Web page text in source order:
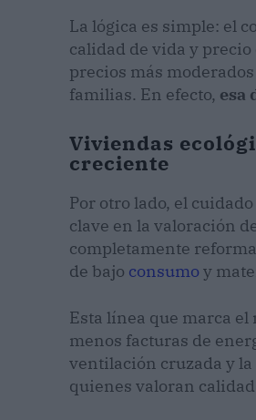
La lógica es simple: el
calidad de vida y
precios más
familias. En efecto, esa
Viviendas
creciente
Por otro lado, el
clave en la valoración
completamente
de bajo consumo y
Esta línea que marca
menos facturas de
ventilación cruzada y
quienes valoran